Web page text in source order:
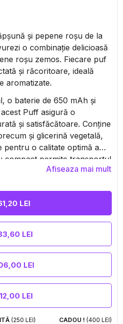
și pepene roșu de la
o combinație delicioasă
roșu zemos. Fiecare puf
și răcoritoare, ideală
aromatizate.
o baterie de 650 mAh și
Puff asigură o
și satisfăcătoare. Conține
și glicerină vegetală,
pentru o calitate optimă a
compact permite transportul
o alternativă practică și
Afiseaza mai mult
LEI
LEI
LEI
LEI
(250 LEI) CADOU ! (400 LEI)